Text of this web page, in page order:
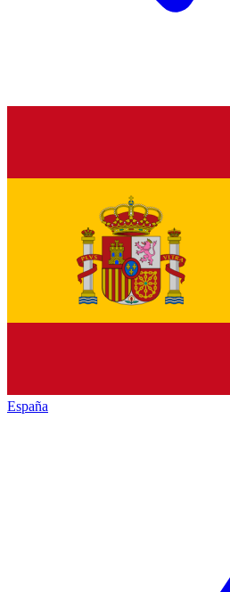
España